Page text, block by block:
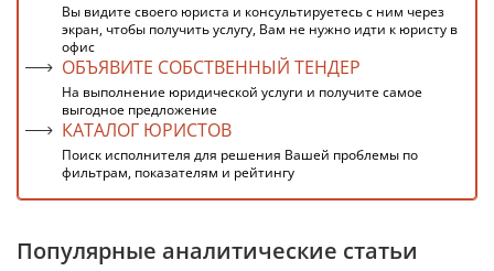
Вы видите своего юриста и консультируетесь с ним через
экран, чтобы получить услугу, Вам не нужно идти к юристу в
офис
ОБЪЯВИТЕ СОБСТВЕННЫЙ ТЕНДЕР
На выполнение юридической услуги и получите самое
выгодное предложение
КАТАЛОГ ЮРИСТОВ
Поиск исполнителя для решения Вашей проблемы по
фильтрам, показателям и рейтингу
Популярные аналитические статьи